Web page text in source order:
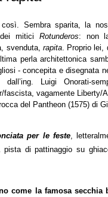
così. Sembra sparita, la
mitici
Rotunderos: non
svenduta, rapita. Proprio lei,
perla architettonica
- concepita e disegnata
dall’ing. Luigi Onorati-
fascista, vagamente Liberty/
del Pantheon (1575) di
per le feste,
pista di pattinaggio su
la famosa secchia